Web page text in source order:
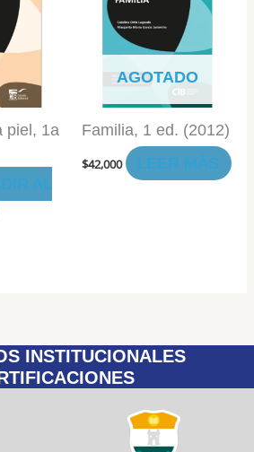
piel, 1a
AL
AGOTADO
Familia, 1 ed. (2012)
$42,000 LEER MÁS
INSTITUCIONALES